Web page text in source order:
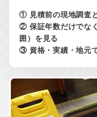
① 見積前の現地調査
② 保証年数だけでな
囲）を見る
③ 資格・実績・地元